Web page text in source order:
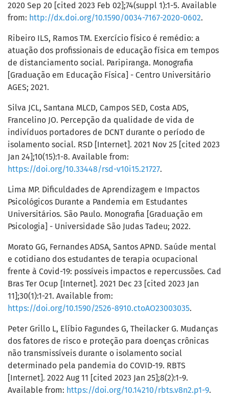
2020 Sep 20 [cited 2023 Feb 02];74(suppl 1):1-5. Available
from: http://dx.doi.org/10.1590/0034-7167-2020-0602.
Ribeiro ILS, Ramos TM. Exercício físico é remédio: a
atuação dos profissionais de educação física em tempos
de distanciamento social. Paripiranga. Monografia
[Graduação em Educação Física] - Centro Universitário
AGES; 2021.
Silva JCL, Santana MLCD, Campos SED, Costa ADS,
Francelino JO. Percepção da qualidade de vida de
indivíduos portadores de DCNT durante o período de
isolamento social. RSD [Internet]. 2021 Nov 25 [cited 2023
Jan 24];10(15):1-8. Available from:
https://doi.org/10.33448/rsd-v10i15.21727.
Lima MP. Dificuldades de Aprendizagem e Impactos
Psicológicos Durante a Pandemia em Estudantes
Universitários. São Paulo. Monografia [Graduação em
Psicologia] - Universidade São Judas Tadeu; 2022.
Morato GG, Fernandes ADSA, Santos APND. Saúde mental
e cotidiano dos estudantes de terapia ocupacional
frente à Covid-19: possíveis impactos e repercussões. Cad
Bras Ter Ocup [Internet]. 2021 Dec 23 [cited 2023 Jan
11];30(1):1-21. Available from:
https://doi.org/10.1590/2526-8910.ctoAO23003035.
Peter Grillo L, Elíbio Fagundes G, Theilacker G. Mudanças
dos fatores de risco e proteção para doenças crônicas
não transmissíveis durante o isolamento social
determinado pela pandemia do COVID-19. RBTS
[Internet]. 2022 Aug 11 [cited 2023 Jan 25];8(2):1-9.
Available from: https://doi.org/10.14210/rbts.v8n2.p1-9.